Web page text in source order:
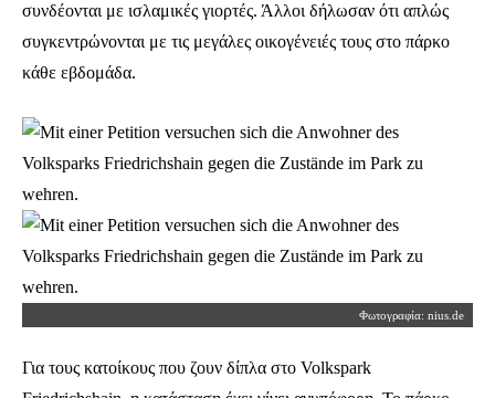
συνδέονται με ισλαμικές γιορτές. Άλλοι δήλωσαν ότι απλώς
συγκεντρώνονται με τις μεγάλες οικογένειές τους στο πάρκο
κάθε εβδομάδα.
Φωτογραφία: nius.de
Για τους κατοίκους που ζουν δίπλα στο Volkspark